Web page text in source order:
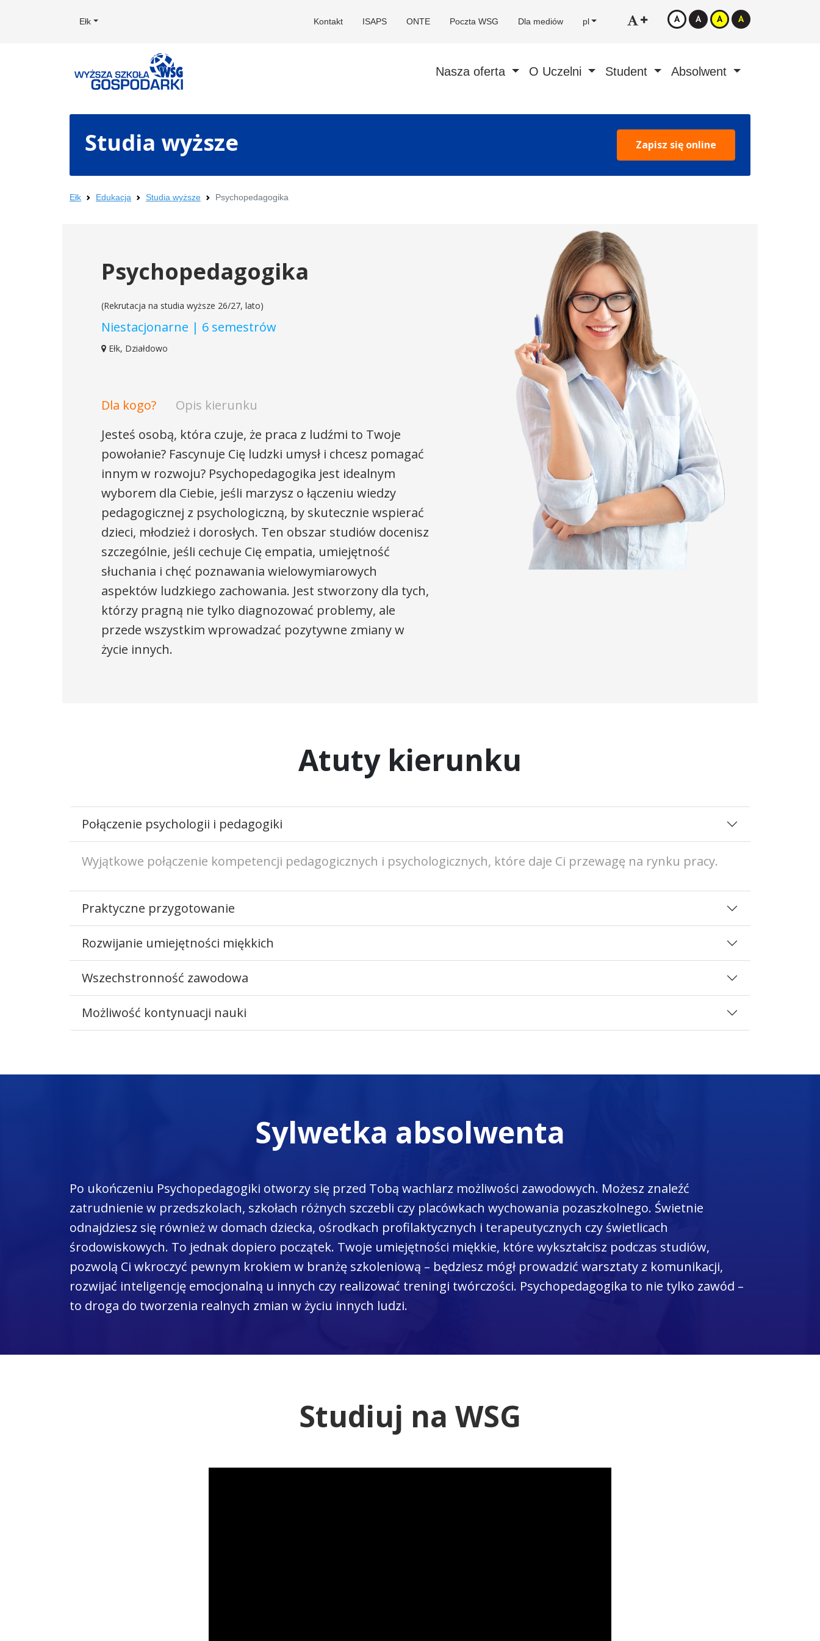
Ełk Kontakt ISAPS ONTE Poczta WSG Dla mediów pl
Nasza oferta O Uczelni Student Absolwent
Studia wyższe Zapisz się online
Ełk Edukacja Studia wyższe Psychopedagogika
Psychopedagogika
(Rekrutacja na studia wyższe 26/27, lato)
Niestacjonarne | 6 semestrów
Ełk, Działdowo
Dla kogo?
Opis kierunku
Jesteś osobą, która czuje, że praca z ludźmi to Twoje
powołanie? Fascynuje Cię ludzki umysł i chcesz pomagać
innym w rozwoju? Psychopedagogika jest idealnym
wyborem dla Ciebie, jeśli marzysz o łączeniu wiedzy
pedagogicznej z psychologiczną, by skutecznie wspierać
dzieci, młodzież i dorosłych. Ten obszar studiów docenisz
szczególnie, jeśli cechuje Cię empatia, umiejętność
słuchania i chęć poznawania wielowymiarowych
aspektów ludzkiego zachowania. Jest stworzony dla tych,
którzy pragną nie tylko diagnozować problemy, ale
przede wszystkim wprowadzać pozytywne zmiany w
życie innych.
Atuty kierunku
Połączenie psychologii i pedagogiki
Wyjątkowe połączenie kompetencji pedagogicznych i psychologicznych, które daje Ci przewagę na rynku pracy.
Praktyczne przygotowanie
Rozwijanie umiejętności miękkich
Wszechstronność zawodowa
Możliwość kontynuacji nauki
Sylwetka absolwenta
Po ukończeniu Psychopedagogiki otworzy się przed Tobą wachlarz możliwości zawodowych. Możesz znaleźć
zatrudnienie w przedszkolach, szkołach różnych szczebli czy placówkach wychowania pozaszkolnego. Świetnie
odnajdziesz się również w domach dziecka, ośrodkach profilaktycznych i terapeutycznych czy świetlicach
środowiskowych. To jednak dopiero początek. Twoje umiejętności miękkie, które wykształcisz podczas studiów,
pozwolą Ci wkroczyć pewnym krokiem w branżę szkoleniową – będziesz mógł prowadzić warsztaty z komunikacji,
rozwijać inteligencję emocjonalną u innych czy realizować treningi twórczości. Psychopedagogika to nie tylko zawód –
to droga do tworzenia realnych zmian w życiu innych ludzi.
Studiuj na WSG